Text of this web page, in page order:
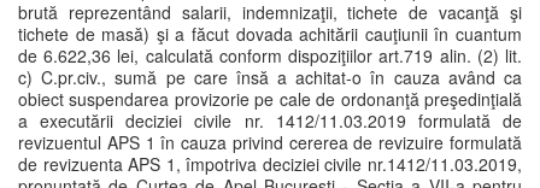
brută reprezentând salarii, indemnizaţii, tichete de vacanţă şi
tichete de masă) şi a făcut dovada achitării cauţiunii în cuantum
de 6.622,36 lei, calculată conform dispoziţiilor art.719 alin. (2) lit.
c) C.pr.civ., sumă pe care însă a achitat-o în cauza având ca
obiect suspendarea provizorie pe cale de ordonanţă preşedinţială
a executării deciziei civile nr. 1412/11.03.2019 formulată de
revizuentul APS 1 în cauza privind cererea de revizuire formulată
de revizuenta APS 1, împotriva deciziei civile nr.1412/11.03.2019,